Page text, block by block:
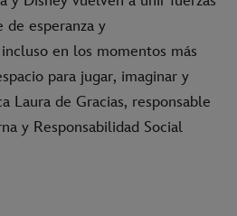
de esperanza y
en los momentos más
para jugar, imaginar y
Laura de Gracias, responsable
y Responsabilidad Social